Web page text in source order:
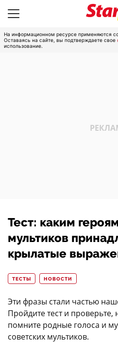
На информационном ресурсе применяются
Оставаясь на сайте, вы подтверждаете свое
использование.
Тест: каким
мультиков
крылатые
ТЕСТЫ НОВОСТИ
Эти фразы стали частью
Пройдите тест и
помните родные голоса и
советских мультиков.